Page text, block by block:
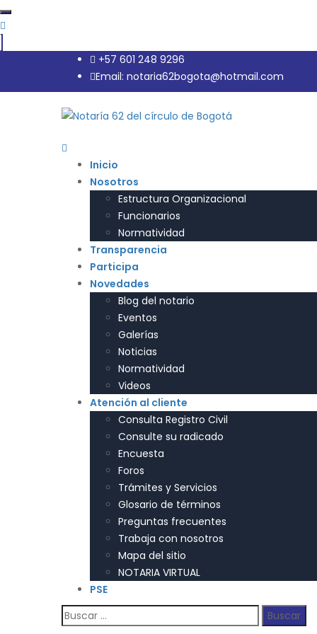
+57 601 248 9296
Email: notaria62bogota@hotmail.com
Inicio
Nosotros
Estructura Organizacional
Funcionarios
Normatividad
Transparencia
Participa
Novedades
Blog del notario
Eventos
Galerías
Noticias
Normatividad
Videos
Atención al cliente
Consulta Registro Civil
Consulte su radicado
Encuesta
Foros
Trámites y Servicios
Glosario de términos
Preguntas frecuentes
Trabaja con nosotros
Mapa del sitio
NOTARIA VIRTUAL
PSE
Buscar: